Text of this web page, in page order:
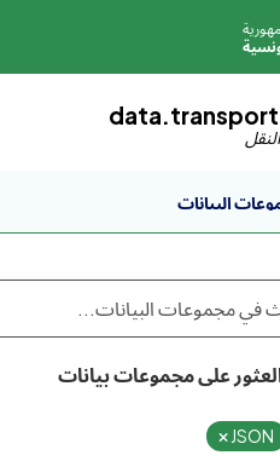
البيانات
على مجموعات بيانات
JSON